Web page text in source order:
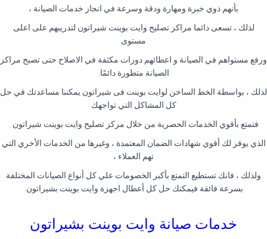
بأنهم ذوي خبرة ومهارة ودقة وسرعة في انجاز خدمات الصيانة ،
لذلك ، تسعى دائما مراكز تصليح وايت بوينت شيراتون لتدريبهم على اعلى
مستوى
ورفع مستواهم في الصيانة و اعطائهم دورات مكثفة في الاصلاح حتى تصبح مراكز
الصيانة متطورة دائمًا
لذلك ، بواسطة الخط الساخن لوايت بوينت فى شيراتون يمكننا مساعدتك في حل
كل المشاكل التي تواجهك
فتمتع بأقوي الخدمات الحصرية من خلال مركز تصليح وايت بوينت شيراتون
الذي يوفر لك أقوي شهادات الضمان المعتمدة ، وغيرها من الخدمات الأخري التي
تهم العملاء ،
ولذلك ، فانك تستطيع التمتع بأكبر الخصومات علي كل أنواع الصيانات المختلفة
بسرعة فائقة فيمكنك حل كل أعطال اجهزة وايت بوينت بشيراتون
خدمات صيانة وايت بوينت بشيراتون